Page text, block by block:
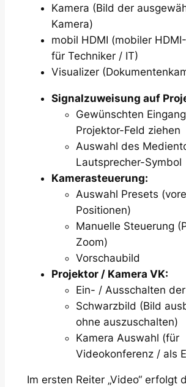
Kamera (Bild der
Kamera)
mobil HDMI (mobiler
für Techniker / IT)
Visualizer
Signalzuweisung auf
Gewünschten
Projektor-Feld ziehen
Auswahl des
Lautsprecher-Symbol
Kamerasteuerung:
Auswahl Presets
Positionen)
Manuelle Steuerung
Zoom)
Vorschaubild
Projektor / Kamera VK:
Ein- / Ausschalten
Schwarzbild (Bild
ohne auszuschalten)
Kamera Auswahl (für
Videokonferenz / als
Im ersten Reiter „Video“ erfolgt